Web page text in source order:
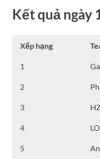
Kết quả ngày
Xếp hạng
1
2
3
4
5